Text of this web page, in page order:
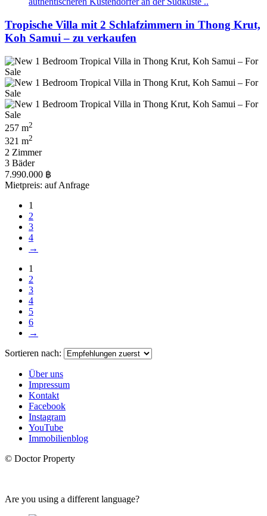
Tropische Villa mit 2 Schlafzimmern in Thong Krut,
Koh Samui – zu verkaufen
257 m2
321 m2
2 Zimmer
3 Bäder
7.990.000 ฿
Mietpreis: auf Anfrage
1
2
3
4
→
1
2
3
4
5
6
→
Sortieren nach:
Über uns
Impressum
Kontakt
Facebook
Instagram
YouTube
Immobilienblog
© Doctor Property
Are you using a different language?